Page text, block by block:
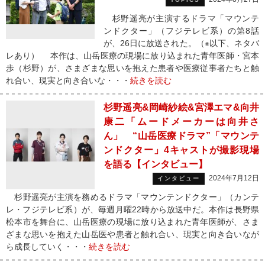
杉野遥亮が主演するドラマ「マウンテ
ンドクター」（フジテレビ系）の第8話
が、26日に放送された。（※以下、ネタバ
レあり） 本作は、山岳医療の現場に放り込まれた青年医師・宮本
歩（杉野）が、さまざまな思いを抱えた患者や医療従事者たちと触
れ合い、現実と向き合いな・・・ 続きを読む
杉野遥亮&岡崎紗絵&宮澤エマ&向井
康二「ムードメーカーは向井さ
ん」 “山岳医療ドラマ”「マウンテ
ンドクター」4キャストが撮影現場
を語る【インタビュー】
インタビュー 2024年7月12日
杉野遥亮が主演を務めるドラマ「マウンテンドクター」（カンテ
レ・フジテレビ系）が、毎週月曜22時から放送中だ。本作は長野県
松本市を舞台に、山岳医療の現場に放り込まれた青年医師が、さま
ざまな思いを抱えた山岳医や患者と触れ合い、現実と向き合いなが
ら成長していく・・・ 続きを読む